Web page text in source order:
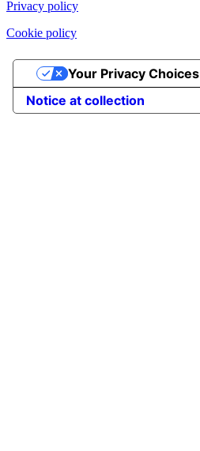
Privacy policy
Cookie policy
Notice at collection
Your Privacy Choices